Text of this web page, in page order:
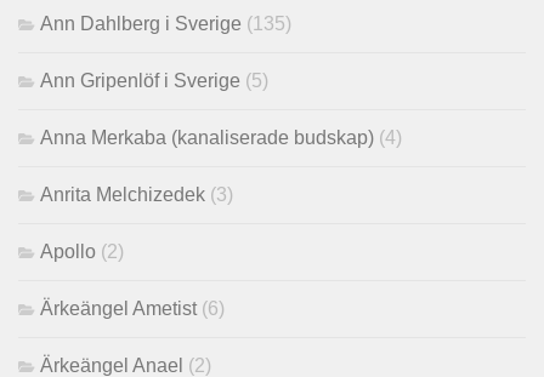
Ann Dahlberg i Sverige (135)
Ann Gripenlöf i Sverige (5)
Anna Merkaba (kanaliserade budskap) (4)
Anrita Melchizedek (3)
Apollo (2)
Ärkeängel Ametist (6)
Ärkeängel Anael (2)